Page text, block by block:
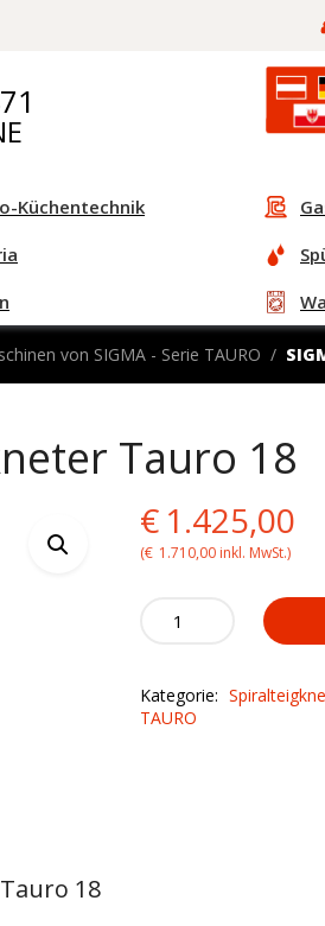
Küchentechnik
von SIGMA - Serie TAURO
Tauro 18
Original
price
was:
€1.425,00.
€ 1.425,00
(€ 1.710,00inkl. MwSt.)
Spiralteigkneter
quantity
Kategorie:
TAURO
18